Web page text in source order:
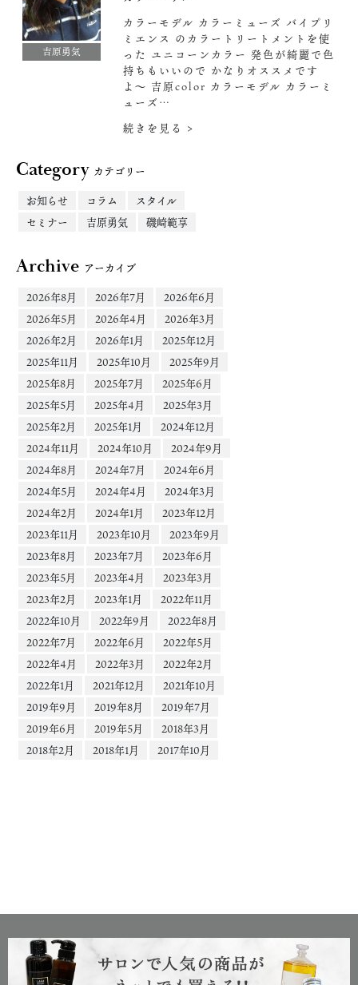
吉原勇気
カラーモデル カラーミューズ バイプリ
ミエンス のカラートリートメントを使
った ユニコーン カラー 発色が綺麗で色
持ちもいいので かなりオススメです
よ〜 吉原color カラーモデル カラーミ
ューズ…
続きを見る >
Categoryカテゴリー
お知らせ
コラム
スタイル
セミナー
吉原勇気 磯崎範享
Archive アーカイブ
2026年8月
2026年7月
2026年6月
2026年5月
2026年4月
2026年3月
2026年2月
2026年1月
2025年12月
2025年11月
2025年10月
2025年9月
2025年8月
2025年7月
2025年6月
2025年5月
2025年4月
2025年3月
2025年2月
2025年1月
2024年12月
2024年11月
2024年10月
2024年9月
2024年8月
2024年7月
2024年6月
2024年5月
2024年4月
2024年3月
2024年2月
2024年1月
2023年12月
2023年11月
2023年10月
2023年9月
2023年8月
2023年7月
2023年6月
2023年5月
2023年4月
2023年3月
2023年2月
2023年1月
2022年11月
2022年10月
2022年9月
2022年8月
2022年7月
2022年6月
2022年5月
2022年4月
2022年3月
2022年2月
2022年1月
2021年12月
2021年10月
2019年9月
2019年8月
2019年7月
2019年6月
2019年5月
2018年3月
2018年2月
2018年1月 2017年10月